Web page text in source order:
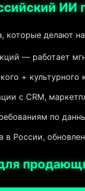
ИИ
которые делают
— работает
+
с CRM,
по
в России,